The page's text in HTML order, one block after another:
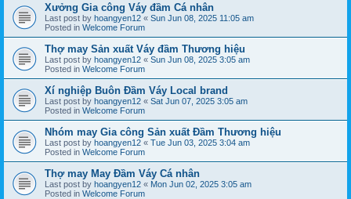
Xưởng Gia công Váy đầm Cá nhân
Last post by hoangyen12 « Sun Jun 08, 2025 11:05 am
Posted in Welcome Forum
Thợ may Sản xuất Váy đầm Thương hiệu
Last post by hoangyen12 « Sun Jun 08, 2025 3:05 am
Posted in Welcome Forum
Xí nghiệp Buôn Đầm Váy Local brand
Last post by hoangyen12 « Sat Jun 07, 2025 3:05 am
Posted in Welcome Forum
Nhóm may Gia công Sản xuất Đầm Thương hiệu
Last post by hoangyen12 « Tue Jun 03, 2025 3:04 am
Posted in Welcome Forum
Thợ may May Đầm Váy Cá nhân
Last post by hoangyen12 « Mon Jun 02, 2025 3:05 am
Posted in Welcome Forum